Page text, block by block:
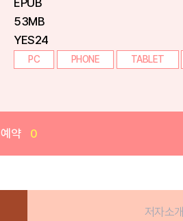
EPUB
53MB
YES24
PC PHONE TABLET
예약 0
저자소개